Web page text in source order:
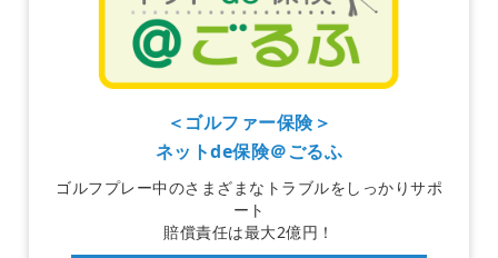
＜ゴルファー保険＞
ネットde保険＠ごるふ
ゴルフプレー中のさまざまなトラブルをしっかりサポ
ート
賠償責任は最大2億円！